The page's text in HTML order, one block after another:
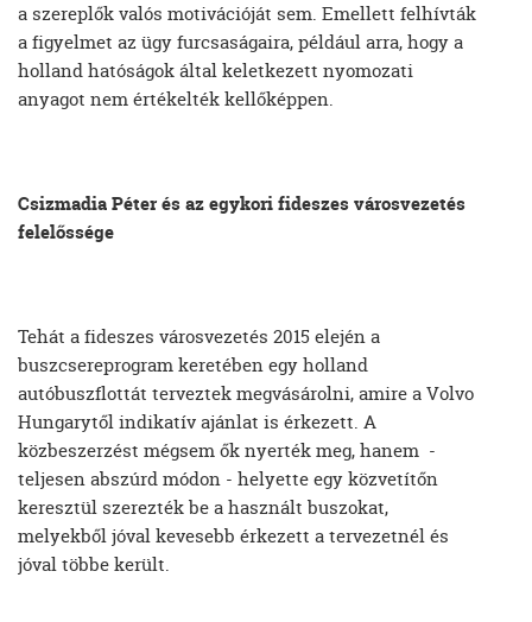
a szereplők valós motivációját sem. Emellett felhívták
a figyelmet az ügy furcsaságaira, például arra, hogy a
holland hatóságok által keletkezett nyomozati
anyagot nem értékelték kellőképpen.
Csizmadia Péter és az egykori fideszes városvezetés
felelőssége
Tehát a fideszes városvezetés 2015 elején a
buszcsereprogram keretében egy holland
autóbuszflottát terveztek megvásárolni, amire a Volvo
Hungarytől indikatív ajánlat is érkezett. A
közbeszerzést mégsem ők nyerték meg, hanem -
teljesen abszúrd módon - helyette egy közvetítőn
keresztül szerezték be a használt buszokat,
melyekből jóval kevesebb érkezett a tervezetnél és
jóval többe került.